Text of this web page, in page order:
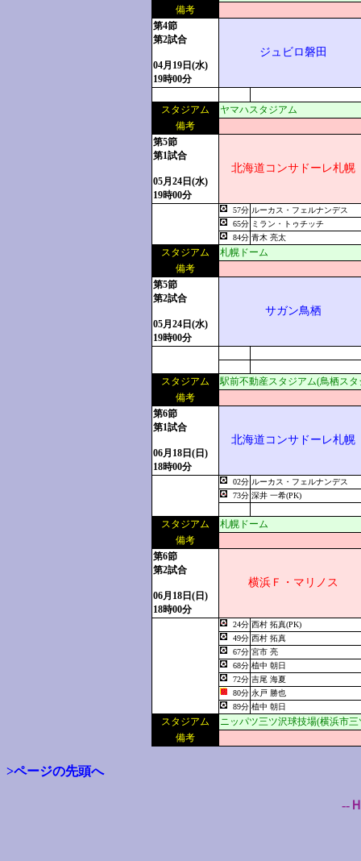
備考
第4節
第2試合
04月19日(水)
19時00分
ジュビロ磐田
スタジアム
ヤマハスタジアム
備考
第5節
第1試合
05月24日(水)
19時00分
北海道コンサドーレ札幌
57分 ルーカス・フェルナンデス
65分 ミラン・トゥチッチ
84分 青木 亮太
スタジアム
札幌ドーム
備考
第5節
第2試合
05月24日(水)
19時00分
サガン鳥栖
スタジアム
駅前不動産スタジアム(鳥栖スタ
備考
第6節
第1試合
06月18日(日)
18時00分
北海道コンサドーレ札幌
02分 ルーカス・フェルナンデス
73分 深井 一希(PK)
スタジアム
札幌ドーム
備考
第6節
第2試合
06月18日(日)
18時00分
横浜Ｆ・マリノス
24分 西村 拓真(PK)
49分 西村 拓真
67分 宮市 亮
68分 植中 朝日
72分 吉尾 海夏
80分 永戸 勝也
89分 植中 朝日
スタジアム
ニッパツ三ツ沢球技場(横浜市
備考
>ページの先頭へ
--